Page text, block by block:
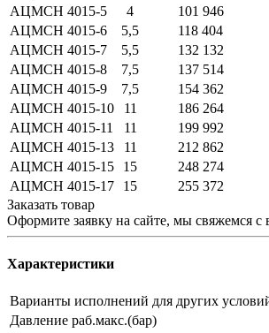
АЦМСН 4015-5
4 101 946
АЦМСН 4015-6
5,5 118 404
АЦМСН 4015-7
5,5 132 132
АЦМСН 4015-8
7,5 137 514
АЦМСН 4015-9
7,5 154 362
АЦМСН 4015-10
11 186 264
АЦМСН 4015-11
11 199 992
АЦМСН 4015-13
11 212 862
АЦМСН 4015-15
15 248 274
АЦМСН 4015-17
15 255 372
Заказать товар
Оформите заявку на сайте, мы свяжемся
Характеристики
Варианты исполнений для других
Давление раб.макс.(бар)